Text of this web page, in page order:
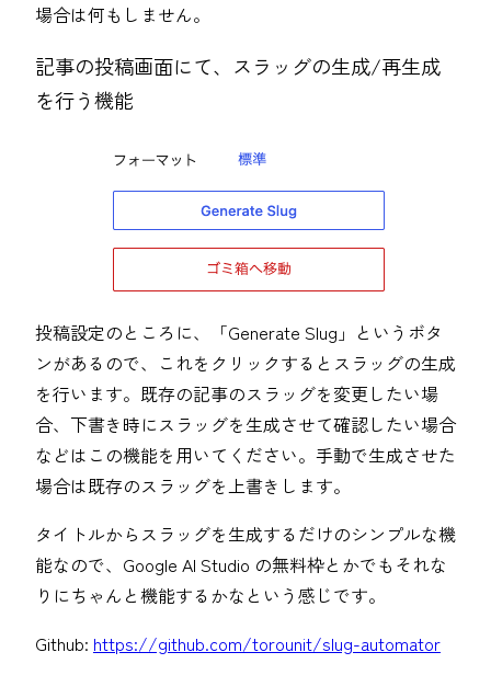
場合は何もしません。
記事の投稿画面にて、スラッグの生成/再生成
を行う機能
投稿設定のところに、「Generate Slug」というボタ
ンがあるので、これをクリックするとスラッグの生成
を行います。既存の記事のスラッグを変更したい場
合、下書き時にスラッグを生成させて確認したい場合
などはこの機能を用いてください。手動で生成させた
場合は既存のスラッグを上書きします。
タイトルからスラッグを生成するだけのシンプルな機
能なので、Google AI Studio の無料枠とかでもそれな
りにちゃんと機能するかなという感じです。
Github: https://github.com/torounit/slug-automator